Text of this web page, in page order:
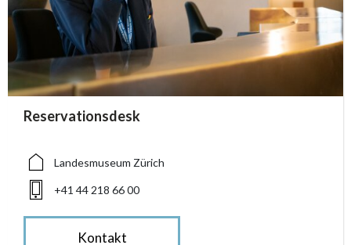
accessibility.sr-only.person_card_info
Reservationsdesk
accessibility.sr-only.museum
Landesmuseum Zürich
accessibility.sr-only.phone
+41 44 218 66 00
Kontakt